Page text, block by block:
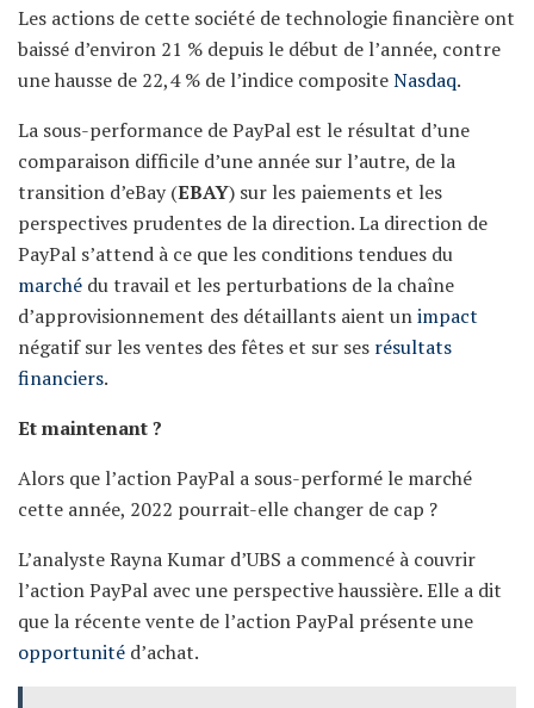
Les actions de cette société de technologie financière ont
baissé d’environ 21 % depuis le début de l’année, contre
une hausse de 22,4 % de l’indice compositeNasdaq.
La sous-performance de PayPal est le résultat d’une
comparaison difficile d’une année sur l’autre, de la
transition d’eBay (EBAY) sur les paiements et les
perspectives prudentes de la direction. La direction de
PayPal s’attend à ce que les conditions tendues du
marché du travail et les perturbations de la chaîne
d’approvisionnement des détaillants aient unimpact
négatif sur les ventes des fêtes et sur ses résultats
financiers.
Et maintenant ?
Alors que l’action PayPal a sous-performé le marché
cette année, 2022 pourrait-elle changer de cap ?
L’analyste Rayna Kumar d’UBS a commencé à couvrir
l’action PayPal avec une perspective haussière. Elle a dit
que la récente vente de l’action PayPal présente une
opportunité d’achat.